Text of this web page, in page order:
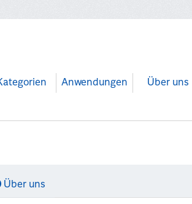
Anwendungen Über uns
Über uns